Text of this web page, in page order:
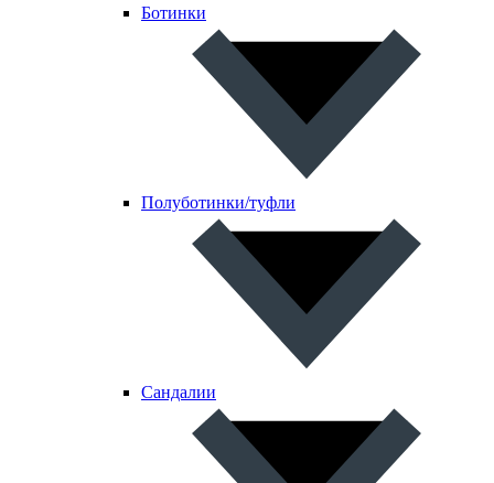
Ботинки
Полуботинки/туфли
Сандалии